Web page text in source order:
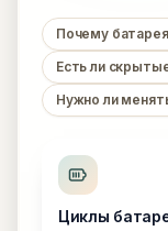
Почему
Есть ли
Нужно ли
Циклы